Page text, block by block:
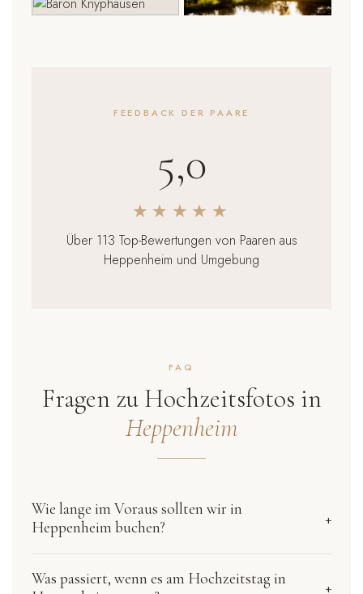
FEEDBACK DER PAARE
5,0
★★★★★
Über 113 Top-Bewertungen von Paaren aus
Heppenheim und Umgebung
FAQ
Fragen zu Hochzeitsfotos in
Heppenheim
Wie lange im Voraus sollten wir in
Heppenheim buchen?
+
oft schon ein Jahr im Voraus ausgebucht. Für Freitage und
Samstage in der Hauptsaison empfiehlt sich eine Anfrage 9
Was passiert, wenn es am Hochzeitstag in
+